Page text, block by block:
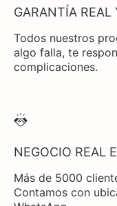
GARANTÍA REAL
Todos nuestros
algo falla, te
complicaciones.
NEGOCIO REAL
Más de 5000
Contamos con